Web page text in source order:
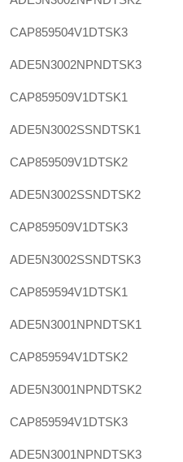
CAP859504V1DTSK3
ADE5N3002NPNDTSK3
CAP859509V1DTSK1
ADE5N3002SSNDTSK1
CAP859509V1DTSK2
ADE5N3002SSNDTSK2
CAP859509V1DTSK3
ADE5N3002SSNDTSK3
CAP859594V1DTSK1
ADE5N3001NPNDTSK1
CAP859594V1DTSK2
ADE5N3001NPNDTSK2
CAP859594V1DTSK3
ADE5N3001NPNDTSK3